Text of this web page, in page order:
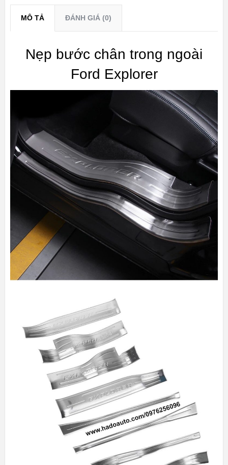
MÔ TẢ ĐÁNH GIÁ (0)
Nẹp bước chân trong ngoài
Ford Explorer